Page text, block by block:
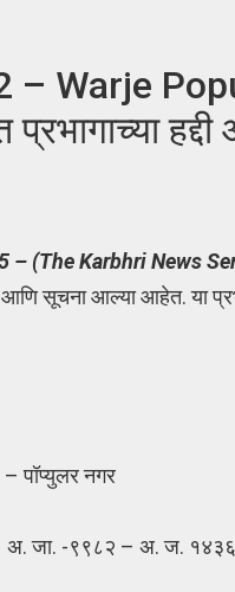
– Warje
– (The Karbhri News
सूचना आल्या आहेत. या
पॉप्युलर नगर
जा. -९९८२ – अ. ज. १४३६